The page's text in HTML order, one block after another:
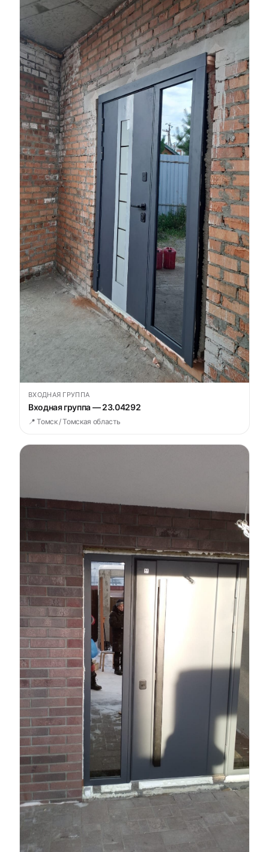
ВХОДНАЯ ГРУППА
Входная группа — 23.04292
📍 Томск / Томская область